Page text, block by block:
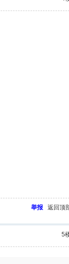
举报 返回顶
5